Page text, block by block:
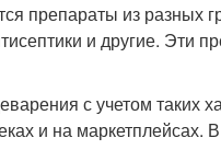
препараты из разных
и другие. Эти
с учетом таких
и на